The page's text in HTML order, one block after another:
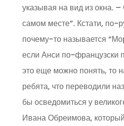
указывая на вид из окна.
самом месте”. Кстати, по-
почему-то называется
если Анси по-французски
это еще можно понять, то
ребята, что переводили
бы осведомиться у
Ивана Обреимова,